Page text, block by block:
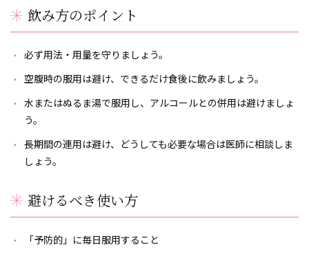
飲み方のポイント
必ず用法・用量を守りましょう。
空腹時の服用は避け、できるだけ食後に飲みましょう。
水またはぬるま湯で服用し、アルコールとの併用は避けましょ
う。
長期間の連用は避け、どうしても必要な場合は医師に相談しま
しょう。
避けるべき使い方
「予防的」に毎日服用すること